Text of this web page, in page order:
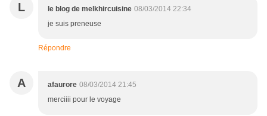
L le blog de melkhircuisine 08/03/2014 22:34
je suis preneuse
Répondre
A afaurore 08/03/2014 21:45
merciiii pour le voyage